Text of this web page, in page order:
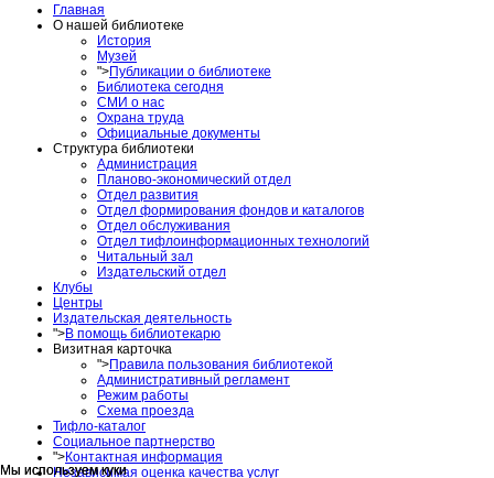
Мы используем куки
Главная
О нашей библиотеке
История
Музей
">Публикации о библиотеке
Библиотека сегодня
СМИ о нас
Охрана труда
Официальные документы
Структура библиотеки
Администрация
Планово-экономический отдел
Отдел развития
Отдел формирования фондов и каталогов
Отдел обслуживания
Отдел тифлоинформационных технологий
Читальный зал
Издательский отдел
Клубы
Центры
Издательская деятельность
">В помощь библиотекарю
Визитная карточка
">Правила пользования библиотекой
Административный регламент
Режим работы
Схема проезда
Тифло-каталог
Социальное партнерство
">Контактная информация
Независимая оценка качества услуг
Мы используем куки